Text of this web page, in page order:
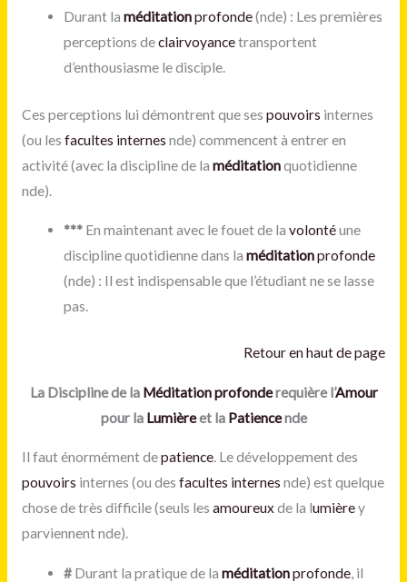
Durant laméditationprofonde(nde) : Les premières
perceptionsdeclairvoyancetransportent
d’enthousiasme le disciple.
Ces perceptions lui démontrent que ses pouvoirs internes
(ou les facultes internes nde) commencent à entrer en
activité (avec la discipline de la méditationquotidienne
nde).
*** En maintenant avec le fouet de lavolontéune
discipline quotidienne dans laméditationprofonde
(nde) : Il est indispensable que l’étudiant ne se lasse
pas.
Retour en haut de page
La Discipline de la Méditationprofonderequière l’Amour
pour la Lumièreet la Patiencende
Il faut énormément depatience. Le développement des
pouvoirs internes (ou des facultes internes nde) est quelque
chose de très difficile (seuls les amoureuxde la lumièrey
parviennent nde).
# Durant la pratique de laméditationprofonde, il